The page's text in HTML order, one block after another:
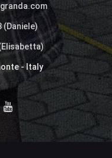
(Daniele)
- Italy